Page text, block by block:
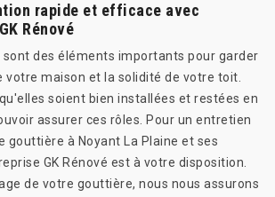
rapide et efficace avec
Rénové
sont des éléments importants pour garder
votre maison et la solidité de votre toit.
soient bien installées et restées en
assurer ces rôles. Pour un entretien
gouttière à Noyant La Plaine et ses
GK Rénové est à votre disposition.
de votre gouttière, nous nous assurons